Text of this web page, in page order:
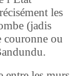
les
(jadis
ou